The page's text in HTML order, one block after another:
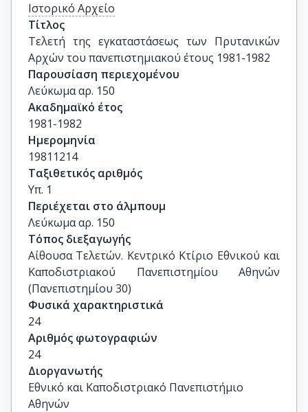
Ιστορικό Αρχείο
Τίτλος
Τελετή της εγκαταστάσεως των Πρυτανικών
Αρχών του πανεπιστημιακού έτους 1981-1982
Παρουσίαση περιεχομένου
Λεύκωμα αρ. 150
Ακαδημαϊκό έτος
1981-1982
Ημερομηνία
19811214
Ταξιθετικός αριθμός
Υπ. 1
Περιέχεται στο άλμπουμ
Λεύκωμα αρ. 150
Τόπος διεξαγωγής
Αίθουσα Τελετών. Κεντρικό Κτίριο Εθνικού και
Καποδιστριακού Πανεπιστημίου Αθηνών
(Πανεπιστημίου 30)
Φυσικά χαρακτηριστικά
24
Αριθμός φωτογραφιών
24
Διοργανωτής
Εθνικό και Καποδιστριακό Πανεπιστήμιο
Αθηνών